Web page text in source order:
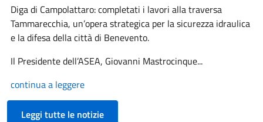
Diga di Campolattaro: completati i lavori alla traversa
Tammarecchia, un’opera strategica per la sicurezza idraulica
e la difesa della città di Benevento.
Il Presidente dell’ASEA, Giovanni Mastrocinque...
continua a leggere
Leggi tutte le notizie